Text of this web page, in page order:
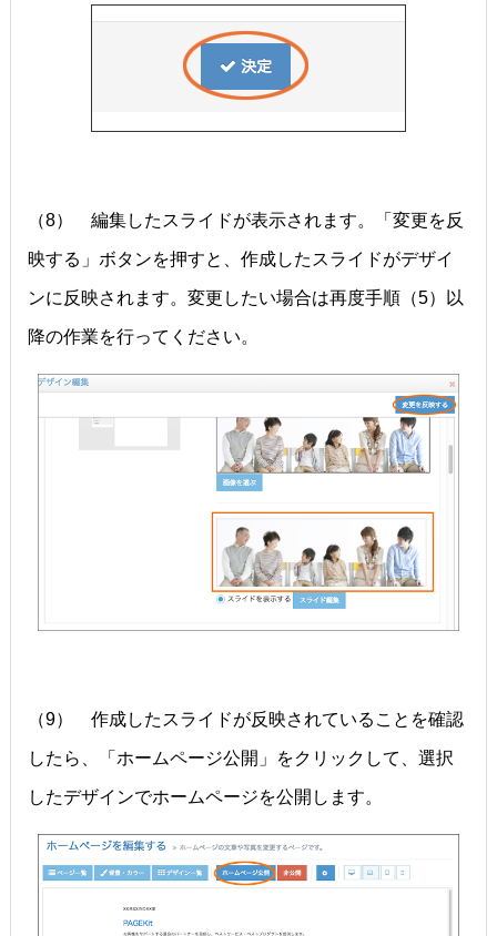
（8） 編集したスライドが表示されます。「変更を反
映する」ボタンを押すと、作成したスライドがデザイ
ンに反映されます。変更したい場合は再度手順（5）以
降の作業を行ってください。
（9） 作成したスライドが反映されていることを確認
したら、「ホームページ公開」をクリックして、選択
したデザインでホームページを公開します。